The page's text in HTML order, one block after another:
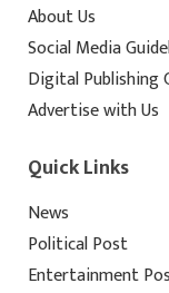
About Us
Social Media
Digital Publishing
Advertise with Us
Quick Links
News
Political Post
Entertainment